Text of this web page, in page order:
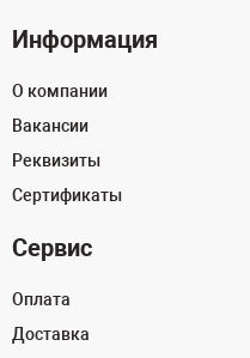
Информация
О компании
Вакансии
Реквизиты
Сертификаты
Сервис
Оплата
Доставка